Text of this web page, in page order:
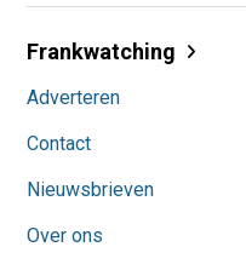
Frankwatching
Adverteren
Contact
Nieuwsbrieven
Over ons